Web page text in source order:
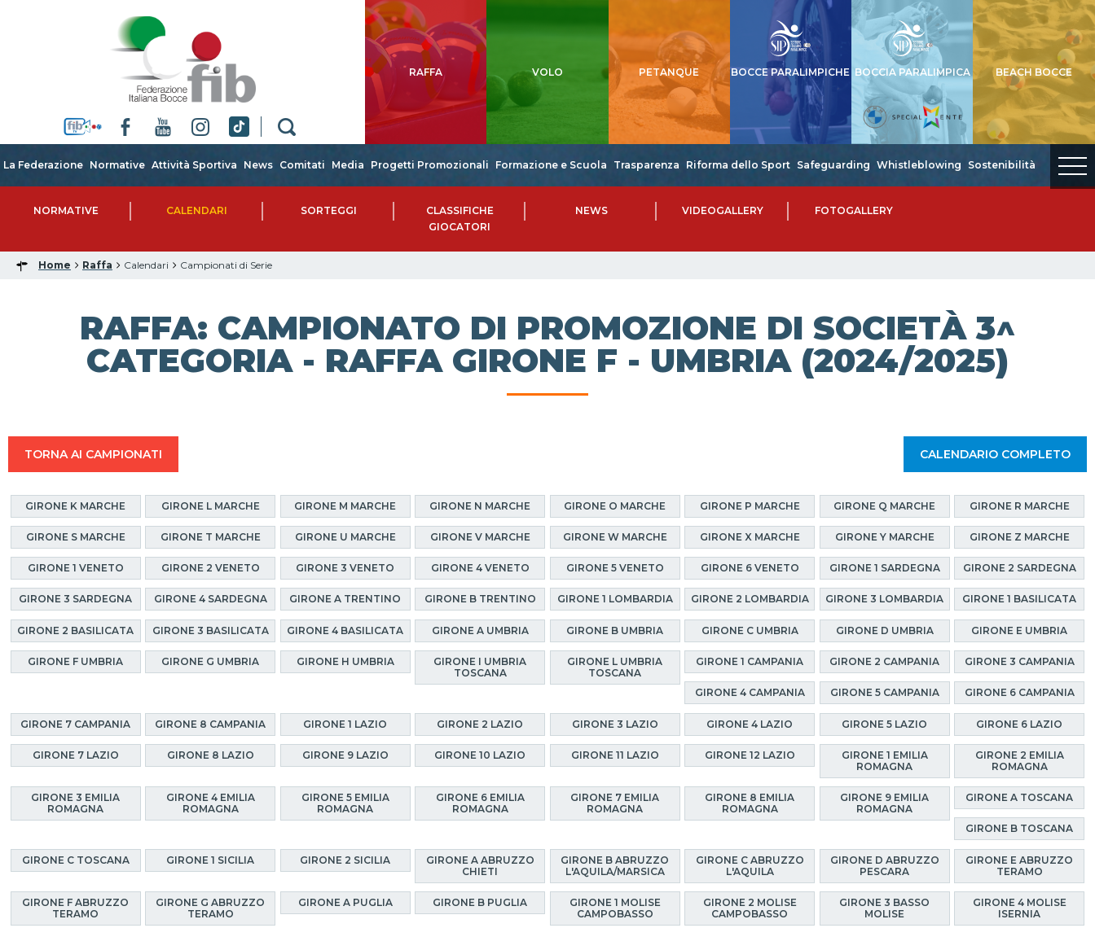
RAFFA VOLO PETANQUE BOCCE PARALIMPICHE BOCCIA PARALIMPICA BEACH BOCCE
La Federazione Normative Attività Sportiva News Comitati Media Progetti Promozionali Formazione e Scuola Trasparenza Riforma dello Sport Safeguarding Whistleblowing Sostenibilità
NORMATIVE CALENDARI SORTEGGI
CLASSIFICHE
GIOCATORI
NEWS VIDEOGALLERY FOTOGALLERY
Home Raffa Calendari Campionati di Serie
RAFFA: CAMPIONATO DI PROMOZIONE DI SOCIETÀ 3^
CATEGORIA - RAFFA GIRONE F - UMBRIA (2024/2025)
TORNA AI CAMPIONATI CALENDARIO COMPLETO
GIRONE K MARCHE GIRONE L MARCHE GIRONE M MARCHE GIRONE N MARCHE GIRONE O MARCHE GIRONE P MARCHE GIRONE Q MARCHE GIRONE R MARCHE
GIRONE S MARCHE GIRONE T MARCHE GIRONE U MARCHE GIRONE V MARCHE GIRONE W MARCHE GIRONE X MARCHE GIRONE Y MARCHE GIRONE Z MARCHE
GIRONE 1 VENETO GIRONE 2 VENETO GIRONE 3 VENETO GIRONE 4 VENETO GIRONE 5 VENETO GIRONE 6 VENETO GIRONE 1 SARDEGNA GIRONE 2 SARDEGNA
GIRONE 3 SARDEGNA GIRONE 4 SARDEGNA GIRONE A TRENTINO GIRONE B TRENTINO GIRONE 1 LOMBARDIA GIRONE 2 LOMBARDIA GIRONE 3 LOMBARDIA GIRONE 1 BASILICATA
GIRONE 2 BASILICATA GIRONE 3 BASILICATA GIRONE 4 BASILICATA GIRONE A UMBRIA GIRONE B UMBRIA GIRONE C UMBRIA GIRONE D UMBRIA GIRONE E UMBRIA
GIRONE F UMBRIA GIRONE G UMBRIA GIRONE H UMBRIA
GIRONE I UMBRIA
TOSCANA
GIRONE L UMBRIA
TOSCANA
GIRONE 1 CAMPANIA GIRONE 2 CAMPANIA GIRONE 3 CAMPANIA
GIRONE 4 CAMPANIA GIRONE 5 CAMPANIA GIRONE 6 CAMPANIA
GIRONE 7 CAMPANIA GIRONE 8 CAMPANIA GIRONE 1 LAZIO GIRONE 2 LAZIO GIRONE 3 LAZIO GIRONE 4 LAZIO GIRONE 5 LAZIO GIRONE 6 LAZIO
GIRONE 7 LAZIO GIRONE 8 LAZIO GIRONE 9 LAZIO GIRONE 10 LAZIO GIRONE 11 LAZIO GIRONE 12 LAZIO
GIRONE 1 EMILIA
ROMAGNA
GIRONE 2 EMILIA
ROMAGNA
GIRONE 3 EMILIA
ROMAGNA
GIRONE 4 EMILIA
ROMAGNA
GIRONE 5 EMILIA
ROMAGNA
GIRONE 6 EMILIA
ROMAGNA
GIRONE 7 EMILIA
ROMAGNA
GIRONE 8 EMILIA
ROMAGNA
GIRONE 9 EMILIA
ROMAGNA
GIRONE A TOSCANA
GIRONE B TOSCANA
GIRONE C TOSCANA GIRONE 1 SICILIA GIRONE 2 SICILIA
GIRONE A ABRUZZO
CHIETI
GIRONE B ABRUZZO
L'AQUILA/MARSICA
GIRONE C ABRUZZO
L'AQUILA
GIRONE D ABRUZZO
PESCARA
GIRONE E ABRUZZO
TERAMO
GIRONE F ABRUZZO
TERAMO
GIRONE G ABRUZZO
TERAMO
GIRONE A PUGLIA GIRONE B PUGLIA
GIRONE 1 MOLISE
CAMPOBASSO
GIRONE 2 MOLISE
CAMPOBASSO
GIRONE 3 BASSO
MOLISE
GIRONE 4 MOLISE
ISERNIA